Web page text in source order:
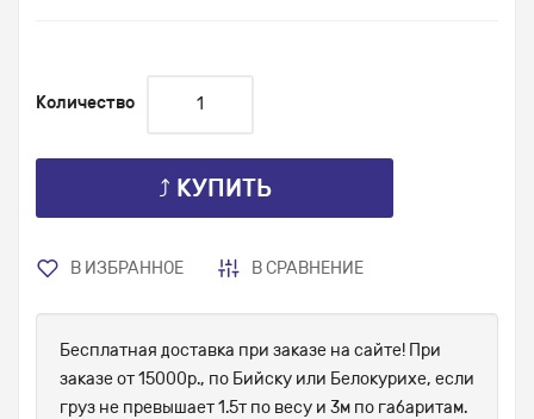
Количество
⤴ КУПИТЬ
В ИЗБРАННОЕ В СРАВНЕНИЕ
Бесплатная доставка при заказе на сайте! При
заказе от 15000р., по Бийску или Белокурихе, если
груз не превышает 1.5т по весу и 3м по габаритам.